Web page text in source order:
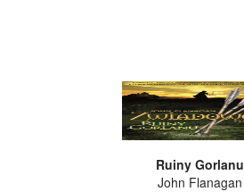
Ruiny Gorlanu
John Flanagan